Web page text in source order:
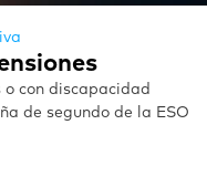
con discapacidad
de segundo de la ESO